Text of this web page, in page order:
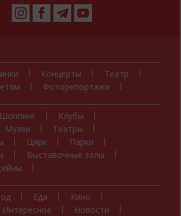
Концерты
Театр
Фоторепортажи
Шоппинг
Клубы
Музеи
Театры
Цирк
Парки
Выставочные залы
Еда
Кино
Интересное
Новости